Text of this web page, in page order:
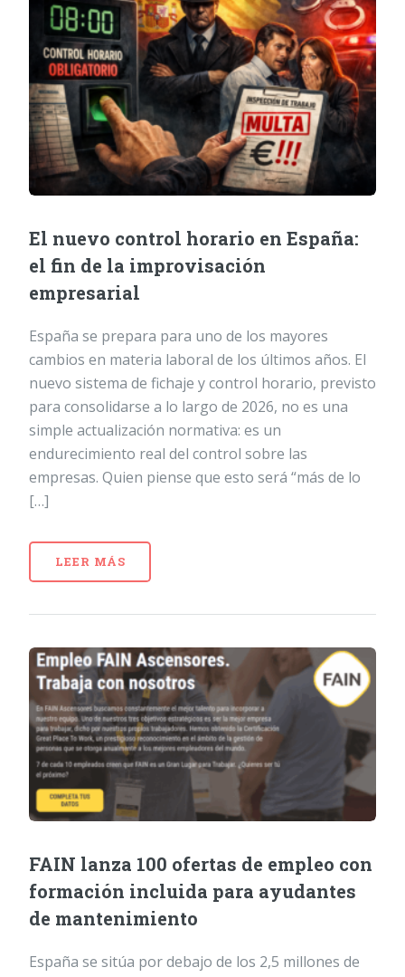
El nuevo control horario en España:
el fin de la improvisación
empresarial
España se prepara para uno de los mayores
cambios en materia laboral de los últimos años. El
nuevo sistema de fichaje y control horario, previsto
para consolidarse a lo largo de 2026, no es una
simple actualización normativa: es un
endurecimiento real del control sobre las
empresas. Quien piense que esto será “más de lo
[…]
LEER MÁS
FAIN lanza 100 ofertas de empleo con
formación incluida para ayudantes
de mantenimiento
España se sitúa por debajo de los 2,5 millones de